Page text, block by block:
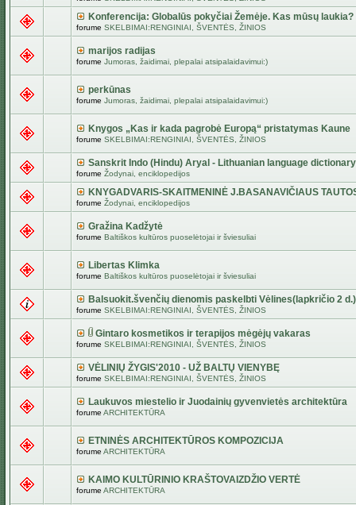
Konferencija: Globalūs pokyčiai Žemėje. Kas mūsų laukia?
forume SKELBIMAI:RENGINIAI, ŠVENTĖS, ŽINIOS
marijos radijas
forume Jumoras, žaidimai, plepalai atsipalaidavimui:)
perkūnas
forume Jumoras, žaidimai, plepalai atsipalaidavimui:)
Knygos „Kas ir kada pagrobė Europą“ pristatymas Kaune
forume SKELBIMAI:RENGINIAI, ŠVENTĖS, ŽINIOS
Sanskrit Indo (Hindu) Aryal - Lithuanian language dictionary
forume Žodynai, enciklopedijos
KNYGADVARIS-SKAITMENINĖ J.BASANAVIČIAUS
forume Žodynai, enciklopedijos
Gražina Kadžytė
forume Baltiškos kultūros puoselėtojai ir šviesuliai
Libertas Klimka
forume Baltiškos kultūros puoselėtojai ir šviesuliai
Balsuokit.švenčių dienomis paskelbti Vėlines(lapkričio 2 d.)
forume SKELBIMAI:RENGINIAI, ŠVENTĖS, ŽINIOS
Gintaro kosmetikos ir terapijos mėgėjų vakaras
forume SKELBIMAI:RENGINIAI, ŠVENTĖS, ŽINIOS
VĖLINIŲ ŽYGIS'2010 - UŽ BALTŲ VIENYBĘ
forume SKELBIMAI:RENGINIAI, ŠVENTĖS, ŽINIOS
Laukuvos miestelio ir Juodainių gyvenvietės architektūra
forume ARCHITEKTŪRA
ETNINĖS ARCHITEKTŪROS KOMPOZICIJA
forume ARCHITEKTŪRA
KAIMO KULTŪRINIO KRAŠTOVAIZDŽIO VERTĖ
forume ARCHITEKTŪRA